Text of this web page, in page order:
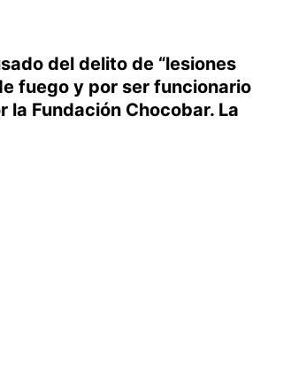
del delito de “lesiones
fuego y por ser funcionario
la Fundación Chocobar. La